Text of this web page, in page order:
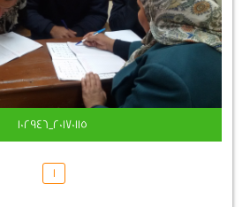
٢٠١٧٠١١٥_١٠٢٩٤٦
1